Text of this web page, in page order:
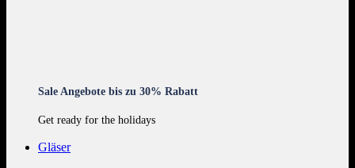
Sale Angebote bis zu 30% Rabatt
Get ready for the holidays
Gläser